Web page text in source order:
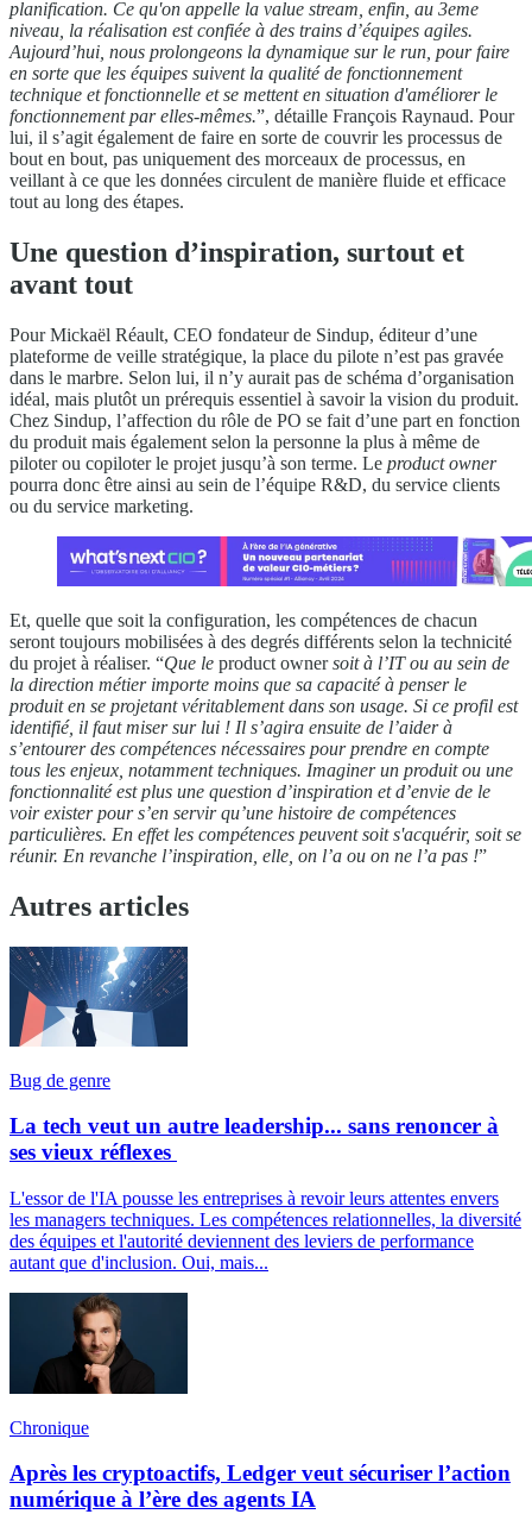
planification. Ce qu'on appelle la value stream, enfin, au 3eme
niveau, la réalisation est confiée à des trains d’équipes agiles.
Aujourd’hui, nous prolongeons la dynamique sur le run, pour faire
en sorte que les équipes suivent la qualité de fonctionnement
technique et fonctionnelle et se mettent en situation d'améliorer le
fonctionnement par elles-mêmes.”, détaille François Raynaud. Pour
lui, il s’agit également de faire en sorte de couvrir les processus de
bout en bout, pas uniquement des morceaux de processus, en
veillant à ce que les données circulent de manière fluide et efficace
tout au long des étapes.
Une question d’inspiration, surtout et
avant tout
Pour Mickaël Réault, CEO fondateur de Sindup, éditeur d’une
plateforme de veille stratégique, la place du pilote n’est pas gravée
dans le marbre. Selon lui, il n’y aurait pas de schéma d’organisation
idéal, mais plutôt un prérequis essentiel à savoir la vision du produit.
Chez Sindup, l’affection du rôle de PO se fait d’une part en fonction
du produit mais également selon la personne la plus à même de
piloter ou copiloter le projet jusqu’à son terme. Le product owner
pourra donc être ainsi au sein de l’équipe R&D, du service clients
ou du service marketing.
Et, quelle que soit la configuration, les compétences de chacun
seront toujours mobilisées à des degrés différents selon la technicité
du projet à réaliser. “Que le product ownersoit à l’IT ou au sein de
la direction métier importe moins que sa capacité à penser le
produit en se projetant véritablement dans son usage. Si ce profil est
identifié, il faut miser sur lui ! Il s’agira ensuite de l’aider à
s’entourer des compétences nécessaires pour prendre en compte
tous les enjeux, notamment techniques. Imaginer un produit ou une
fonctionnalité est plus une question d’inspiration et d’envie de le
voir exister pour s’en servir qu’une histoire de compétences
particulières. En effet les compétences peuvent soit s'acquérir, soit se
réunir. En revanche l’inspiration, elle, on l’a ou on ne l’a pas !”
Autres articles
Bug de genre
La tech veut un autre leadership... sans renoncer à
ses vieux réflexes
L'essor de l'IA pousse les entreprises à revoir leurs attentes envers
les managers techniques. Les compétences relationnelles, la diversité
des équipes et l'autorité deviennent des leviers de performance
autant que d'inclusion. Oui, mais...
Chronique
Après les cryptoactifs, Ledger veut sécuriser l’action
numérique à l’ère des agents IA